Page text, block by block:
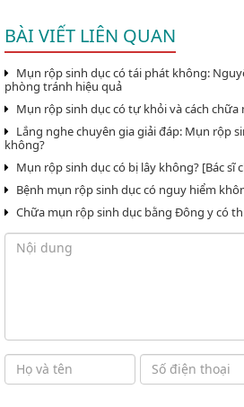
BÀI VIẾT LIÊN QUAN
Mụn rộp sinh dục có tái phát không:
phòng tránh hiệu quả
Mụn rộp sinh dục có tự khỏi và cách
Lắng nghe chuyên gia giải đáp: Mụn rộp
không?
Mụn rộp sinh dục có bị lây không? [Bác sĩ
Bệnh mụn rộp sinh dục có nguy hiểm
Chữa mụn rộp sinh dục bằng Đông y có